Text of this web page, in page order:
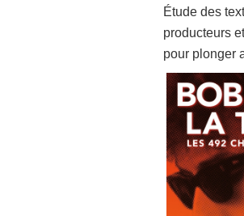
Étude des
producteurs
pour plonger